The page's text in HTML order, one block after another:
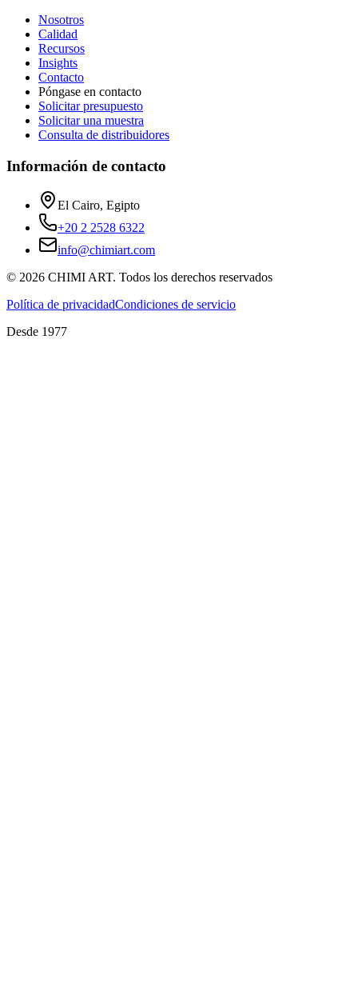
Nosotros
Calidad
Recursos
Insights
Contacto
Póngase en contacto
Solicitar presupuesto
Solicitar una muestra
Consulta de distribuidores
Información de contacto
El Cairo, Egipto
+20 2 2528 6322
info@chimiart.com
© 2026 CHIMI ART. Todos los derechos reservados
Política de privacidadCondiciones de servicio
Desde 1977